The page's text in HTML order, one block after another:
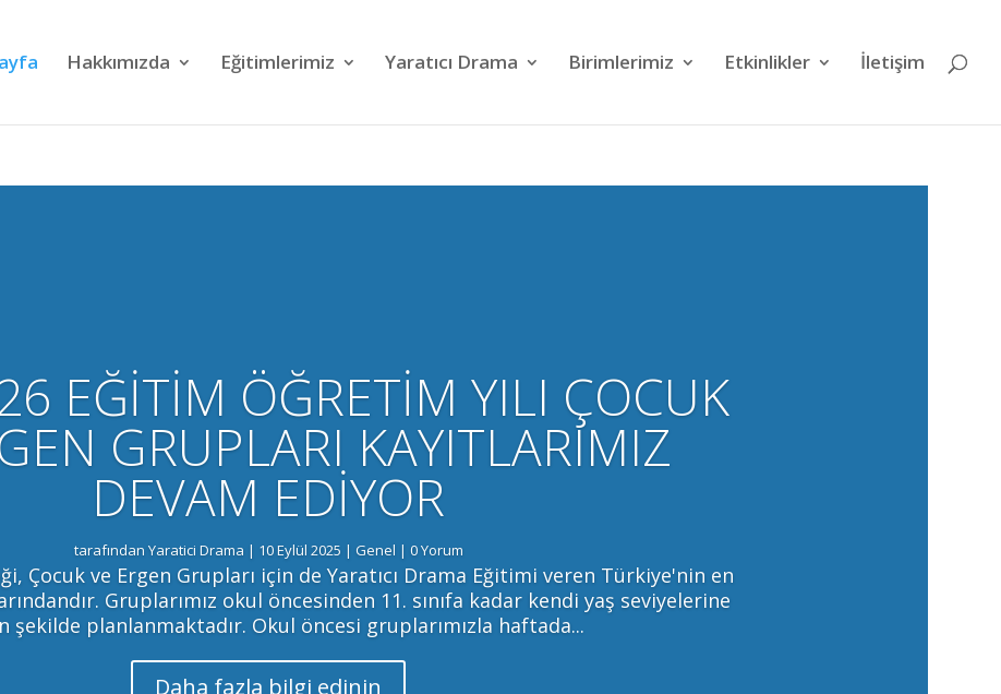
Hakkımızda Eğitimlerimiz Yaratıcı Drama Birimlerimiz Etkinlikler İletişim
EĞİTİM ÖĞRETİM YILI ÇOCUK
GRUPLARI KAYITLARIMIZ
DEVAM EDİYOR
tarafından Yaratici Drama | 10 Eylül 2025 | Genel | 0 Yorum
Çocuk ve Ergen Grupları için de Yaratıcı Drama Eğitimi veren Türkiye'nin en
Gruplarımız okul öncesinden 11. sınıfa kadar kendi yaş seviyelerine
şekilde planlanmaktadır. Okul öncesi gruplarımızla haftada...
Daha fazla bilgi edinin